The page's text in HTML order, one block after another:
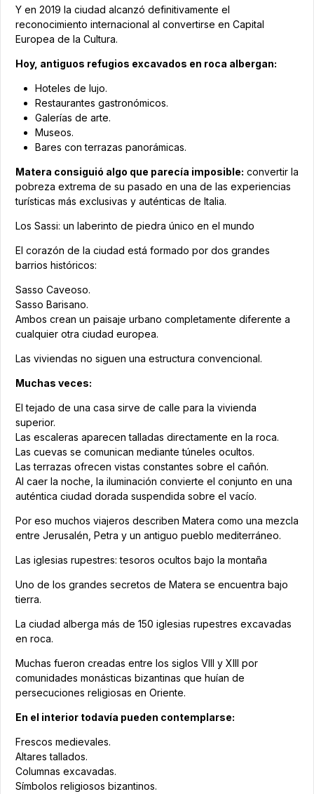
Y en 2019 la ciudad alcanzó definitivamente el
reconocimiento internacional al convertirse en Capital
Europea de la Cultura.
Hoy, antiguos refugios excavados en roca albergan:
Hoteles de lujo.
Restaurantes gastronómicos.
Galerías de arte.
Museos.
Bares con terrazas panorámicas.
Matera consiguió algo que parecía imposible: convertir la
pobreza extrema de su pasado en una de las experiencias
turísticas más exclusivas y auténticas de Italia.
Los Sassi: un laberinto de piedra único en el mundo
El corazón de la ciudad está formado por dos grandes
barrios históricos:
Sasso Caveoso.
Sasso Barisano.
Ambos crean un paisaje urbano completamente diferente a
cualquier otra ciudad europea.
Las viviendas no siguen una estructura convencional.
Muchas veces:
El tejado de una casa sirve de calle para la vivienda
superior.
Las escaleras aparecen talladas directamente en la roca.
Las cuevas se comunican mediante túneles ocultos.
Las terrazas ofrecen vistas constantes sobre el cañón.
Al caer la noche, la iluminación convierte el conjunto en una
auténtica ciudad dorada suspendida sobre el vacío.
Por eso muchos viajeros describen Matera como una mezcla
entre Jerusalén, Petra y un antiguo pueblo mediterráneo.
Las iglesias rupestres: tesoros ocultos bajo la montaña
Uno de los grandes secretos de Matera se encuentra bajo
tierra.
La ciudad alberga más de 150 iglesias rupestres excavadas
en roca.
Muchas fueron creadas entre los siglos VIII y XIII por
comunidades monásticas bizantinas que huían de
persecuciones religiosas en Oriente.
En el interior todavía pueden contemplarse:
Frescos medievales.
Altares tallados.
Columnas excavadas.
Símbolos religiosos bizantinos.